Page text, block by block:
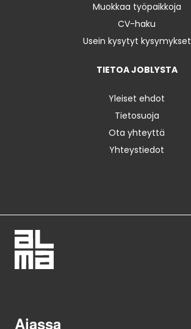
Muokkaa työpaikkoja
CV-haku
Usein kysytyt kysymykset
TIETOA JOBLYSTA
Yleiset ehdot
Tietosuoja
Ota yhteyttä
Yhteystiedot